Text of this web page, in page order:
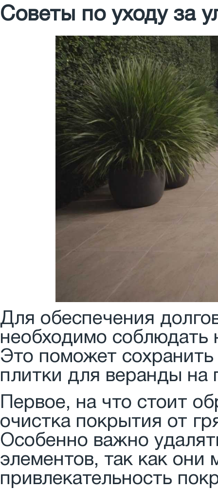
Советы по уходу за
Для обеспечения
необходимо соблюдать
Это поможет
плитки для веранды на
Первое, на что стоит
очистка покрытия от
Особенно важно
элементов, так как они
привлекательность